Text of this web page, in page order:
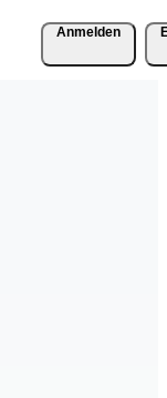
Anmelden